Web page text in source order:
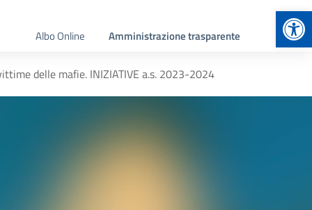
Albo Online Amministrazione trasparente
delle mafie. INIZIATIVE a.s. 2023-2024